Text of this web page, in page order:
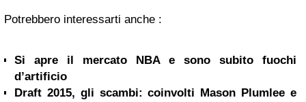
Potrebbero interessarti anche :
Si apre il mercato NBA e sono subito fuochi
d’artificio
Draft 2015, gli scambi: coinvolti Mason Plumlee e